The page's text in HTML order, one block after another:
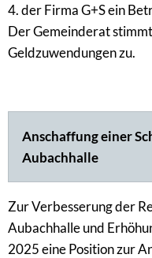
der Firma G+S ein
Der Gemeinderat
Geldzuwendungen zu.
Anschaffung einer
Aubachhalle
Zur Verbesserung der
Aubachhalle und
2025 eine Position zur